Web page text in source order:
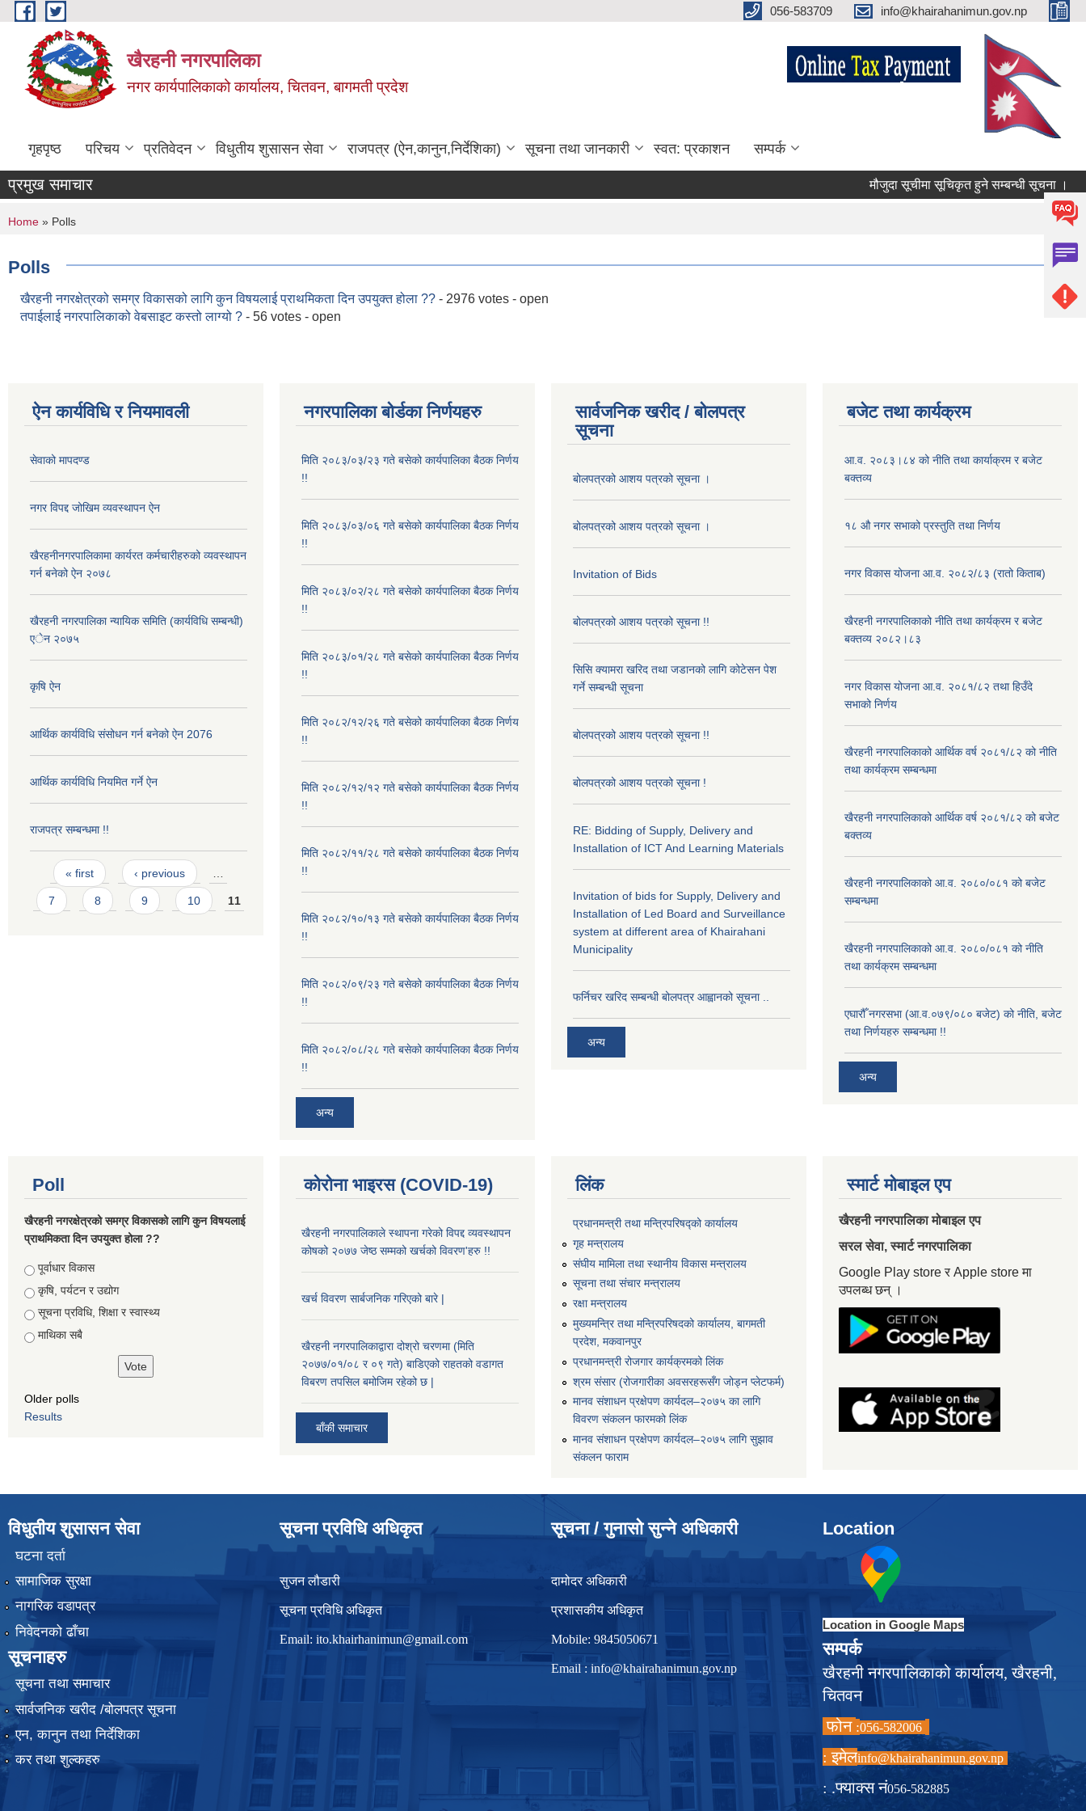
Skip to main content 056-583709 info@khairahanimun.gov.np
खैरहनी नगरपालिका
नगर कार्यपालिकाको कार्यालय, चितवन, बागमती प्रदेश
गृहपृष्ठ परिचय प्रतिवेदन विधुतीय शुसासन सेवा राजपत्र (ऐन,कानुन,निर्देशिका) सूचना तथा जानकारी स्वत: प्रकाशन सम्पर्क
प्रमुख समाचार मौजुदा सूचीमा सूचिकृत हुने सम्बन्धी सूचना ।
You are here
Home » Polls
Polls
खैरहनी नगरक्षेत्रको समग्र विकासको लागि कुन विषयलाई प्राथमिकता दिन उपयुक्त होला ?? - 2976 votes - open
तपाईलाई नगरपालिकाको वेबसाइट कस्तो लाग्यो ? - 56 votes - open
ऐन कार्यविधि र नियमावली
सेवाको मापदण्ड
नगर विपद्द जोखिम व्यवस्थापन ऐन
खैरहनीनगरपालिकामा कार्यरत कर्मचारीहरुको व्यवस्थापन
गर्न बनेको ऐन २०७८
खैरहनी नगरपालिका न्यायिक समिति (कार्यविधि सम्बन्धी)
एेन २०७५
कृषि ऐन
आर्थिक कार्यविधि संसोधन गर्न बनेको ऐन 2076
आर्थिक कार्यविधि नियमित गर्ने ऐन
राजपत्र सम्बन्धमा !!
Pages
« first ‹ previous …
7 8 9 10 11
नगरपालिका बोर्डका निर्णयहरु
मिति २०८३/०३/२३ गते बसेको कार्यपालिका बैठक निर्णय
!!
मिति २०८३/०३/०६ गते बसेको कार्यपालिका बैठक निर्णय
!!
मिति २०८३/०२/२८ गते बसेको कार्यपालिका बैठक निर्णय
!!
मिति २०८३/०१/२८ गते बसेको कार्यपालिका बैठक निर्णय
!!
मिति २०८२/१२/२६ गते बसेको कार्यपालिका बैठक निर्णय
!!
मिति २०८२/१२/१२ गते बसेको कार्यपालिका बैठक निर्णय
!!
मिति २०८२/११/२८ गते बसेको कार्यपालिका बैठक निर्णय
!!
मिति २०८२/१०/१३ गते बसेको कार्यपालिका बैठक निर्णय
!!
मिति २०८२/०९/२३ गते बसेको कार्यपालिका बैठक निर्णय
!!
मिति २०८२/०८/२८ गते बसेको कार्यपालिका बैठक निर्णय
!!
अन्य
सार्वजनिक खरीद / बोलपत्र
सूचना
बोलपत्रको आशय पत्रको सूचना ।
बोलपत्रको आशय पत्रको सूचना ।
Invitation of Bids
बोलपत्रको आशय पत्रको सूचना !!
सिसि क्यामरा खरिद तथा जडानको लागि कोटेसन पेश
गर्ने सम्बन्धी सूचना
बोलपत्रको आशय पत्रको सूचना !!
बोलपत्रको आशय पत्रको सूचना !
RE: Bidding of Supply, Delivery and
Installation of ICT And Learning Materials
Invitation of bids for Supply, Delivery and
Installation of Led Board and Surveillance
system at different area of Khairahani
Municipality
फर्निचर खरिद सम्बन्धी बोलपत्र आह्वानको सूचना ..
अन्य
बजेट तथा कार्यक्रम
आ.व. २०८३।८४ को नीति तथा कार्याक्रम र बजेट
बक्तव्य
१८ औ नगर सभाको प्रस्तुति तथा निर्णय
नगर विकास योजना आ.व. २०८२/८३ (रातो किताब)
खैरहनी नगरपालिकाको नीति तथा कार्यक्रम र बजेट
बक्तव्य २०८२।८३
नगर विकास योजना आ.व. २०८१/८२ तथा हिउँदे
सभाको निर्णय
खैरहनी नगरपालिकाको आर्थिक वर्ष २०८१/८२ को नीति
तथा कार्यक्रम सम्बन्धमा
खैरहनी नगरपालिकाको आर्थिक वर्ष २०८१/८२ को बजेट
बक्तव्य
खैरहनी नगरपालिकाको आ.व. २०८०/०८१ को बजेट
सम्बन्धमा
खैरहनी नगरपालिकाको आ.व. २०८०/०८१ को नीति
तथा कार्यक्रम सम्बन्धमा
एघारौँ नगरसभा (आ.व.०७९/०८० बजेट) को नीति, बजेट
तथा निर्णयहरु सम्बन्धमा !!
अन्य
Poll
खैरहनी नगरक्षेत्रको समग्र विकासको लागि कुन विषयलाई
प्राथमिकता दिन उपयुक्त होला ??
Choices
पूर्वाधार विकास
कृषि, पर्यटन र उद्योग
सूचना प्रविधि, शिक्षा र स्वास्थ्य
माथिका सबै
Older polls
Results
कोरोना भाइरस (COVID-19)
खैरहनी नगरपालिकाले स्थापना गरेको विपद्द व्यवस्थापन
कोषको २०७७ जेष्ठ सम्मको खर्चको विवरण'हरु !!
खर्च विवरण सार्बजनिक गरिएको बारे |
खैरहनी नगरपालिकाद्वारा दोश्रो चरणमा (मिति
२०७७/०१/०८ र ०९ गते) बाडिएको राहतको वडागत
विबरण तपसिल बमोजिम रहेको छ |
बाँकी समाचार
लिंक
प्रधानमन्त्री तथा मन्त्रिपरिषद्को कार्यालय
गृह मन्त्रालय
संघीय मामिला तथा स्थानीय विकास मन्त्रालय
सूचना तथा संचार मन्त्रालय
रक्षा मन्त्रालय
मुख्यमन्त्रि तथा मन्त्रिपरिषदको कार्यालय, बागमती
प्रदेश, मकवानपुर
प्रधानमन्त्री रोजगार कार्यक्रमको लिंक
श्रम संसार (रोजगारीका अवसरहरूसँग जोड्न प्लेटफर्म)
मानव संशाधन प्रक्षेपण कार्यदल–२०७५ का लागि
विवरण संकलन फारमको लिंक
मानव संशाधन प्रक्षेपण कार्यदल–२०७५ लागि सुझाव
संकलन फाराम
स्मार्ट मोबाइल एप
खैरहनी नगरपालिका मोबाइल एप
सरल सेवा, स्मार्ट नगरपालिका
Google Play store र Apple store मा
उपलब्ध छन् ।
विधुतीय शुसासन सेवा
घटना दर्ता
सामाजिक सुरक्षा
नागरिक वडापत्र
निवेदनको ढाँचा
सूचनाहरु
सूचना तथा समाचार
सार्वजनिक खरीद /बोलपत्र सूचना
एन, कानुन तथा निर्देशिका
कर तथा शुल्कहरु
सूचना प्रविधि अधिकृत
सुजन लौडारी
सूचना प्रविधि अधिकृत
Email: ito.khairhanimun@gmail.com
सूचना / गुनासो सुन्ने अधिकारी
दामोदर अधिकारी
प्रशासकीय अधिकृत
Mobile: 9845050671
Email : info@khairahanimun.gov.np
Location
Location in Google Maps
सम्पर्क
खैरहनी नगरपालिकाको कार्यालय, खैरहनी,
चितवन
फोन :
इमेल :info@khairahanimun.gov.np
फ्याक्स नं. :056-582885